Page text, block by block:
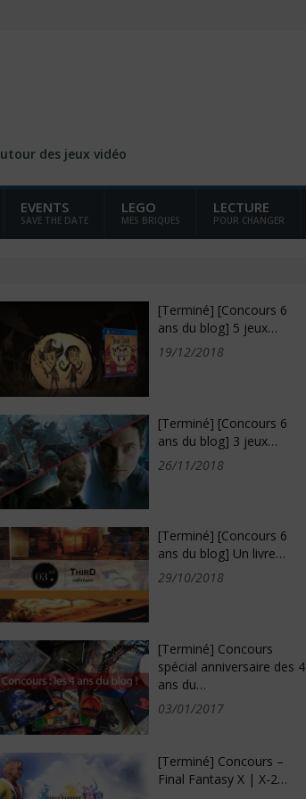
des jeux vidéo
EVENTS
SAVE THE DATE
LEGO
MES BRIQUES
LECTURE
POUR CHANGER
[Terminé] [Concours 6
ans du blog] 5 jeux…
19/12/2018
[Terminé] [Concours 6
ans du blog] 3 jeux…
26/11/2018
[Terminé] [Concours 6
ans du blog] Un livre…
29/10/2018
[Terminé] Concours
spécial anniversaire des 4
ans du…
03/01/2017
[Terminé] Concours –
Final Fantasy X | X-2…